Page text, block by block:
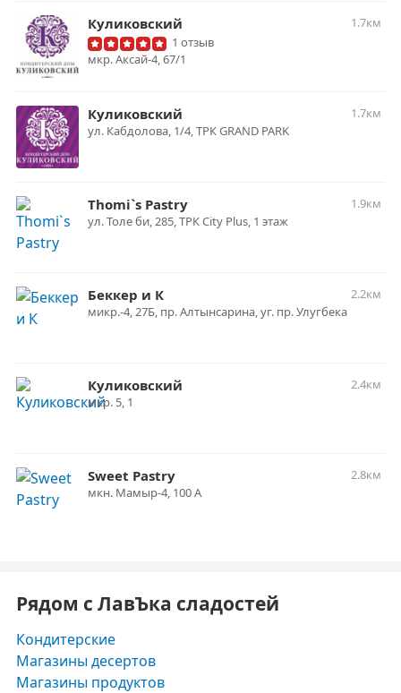
Куликовский
1.7км
1 отзыв
мкр. Аксай-4, 67/1
Куликовский
1.7км
ул. Кабдолова, 1/4, ТРК GRAND PARK
Thomi`s Pastry
1.9км
ул. Толе би, 285, ТРК City Plus, 1 этаж
Беккер и К
2.2км
микр.-4, 27Б, пр. Алтынсарина, уг. пр. Улугбека
Куликовский
2.4км
мкр. 5, 1
Sweet Pastry
2.8км
мкн. Мамыр-4, 100 А
Рядом с ЛавЪка сладостей
Кондитерские
Магазины десертов
Магазины продуктов